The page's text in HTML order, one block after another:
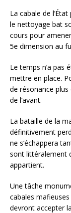
La cabale de
le nettoyage bat
cours pour
5e dimension au
Le temps n’a pas
mettre en place.
de résonance
de l’avant.
La bataille de la
définitivement
ne s’échappera
sont littéralement
appartient.
Une tâche
cabales
devront accepter